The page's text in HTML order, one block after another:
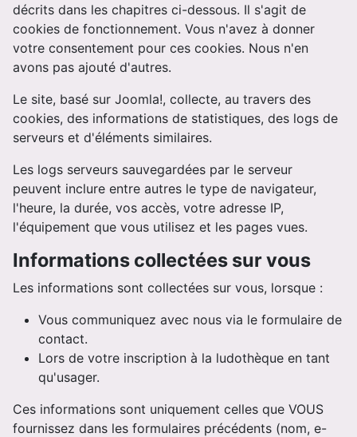
décrits dans les chapitres ci-dessous. Il s'agit de
cookies de fonctionnement. Vous n'avez à donner
votre consentement pour ces cookies. Nous n'en
avons pas ajouté d'autres.
Le site, basé sur Joomla!, collecte, au travers des
cookies, des informations de statistiques, des logs de
serveurs et d'éléments similaires.
Les logs serveurs sauvegardées par le serveur
peuvent inclure entre autres le type de navigateur,
l'heure, la durée, vos accès, votre adresse IP,
l'équipement que vous utilisez et les pages vues.
Informations collectées sur vous
Les informations sont collectées sur vous, lorsque :
Vous communiquez avec nous via le formulaire de
contact.
Lors de votre inscription à la ludothèque en tant
qu'usager.
Ces informations sont uniquement celles que VOUS
fournissez dans les formulaires précédents (nom, e-